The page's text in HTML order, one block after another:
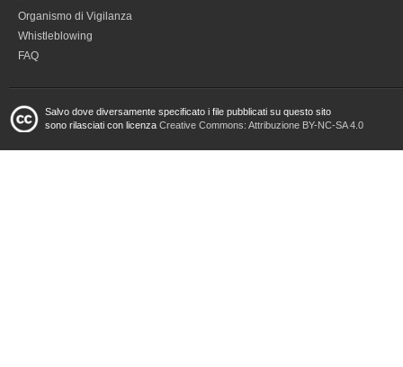
Organismo di Vigilanza
Whistleblowing
FAQ
Salvo dove diversamente specificato i file pubblicati su questo sito
sono rilasciati con licenza Creative Commons: Attribuzione BY-NC-SA 4.0